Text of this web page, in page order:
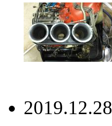
2019.12.28